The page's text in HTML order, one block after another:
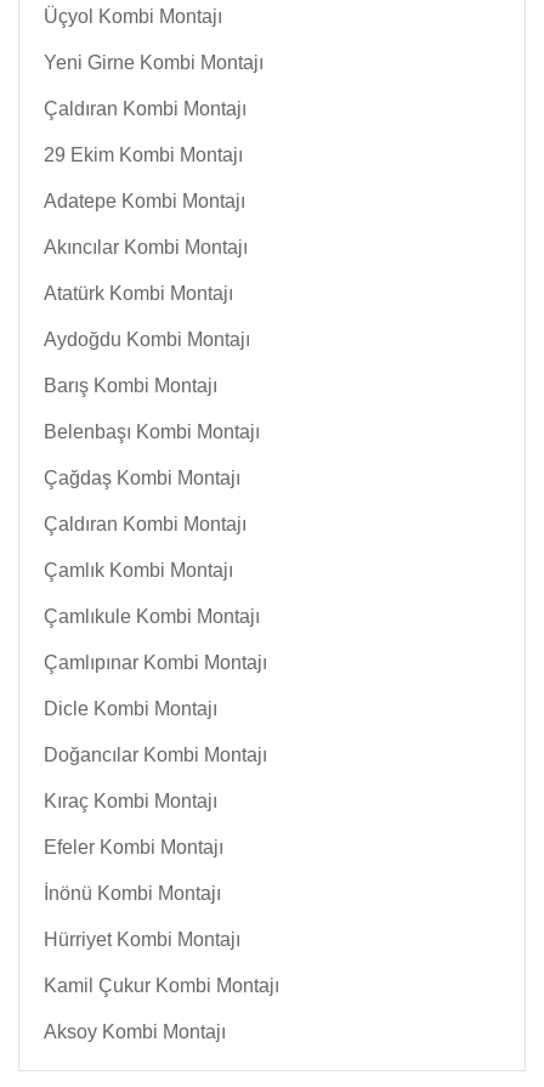
Üçyol Kombi Montajı
Yeni Girne Kombi Montajı
Çaldıran Kombi Montajı
29 Ekim Kombi Montajı
Adatepe Kombi Montajı
Akıncılar Kombi Montajı
Atatürk Kombi Montajı
Aydoğdu Kombi Montajı
Barış Kombi Montajı
Belenbaşı Kombi Montajı
Çağdaş Kombi Montajı
Çaldıran Kombi Montajı
Çamlık Kombi Montajı
Çamlıkule Kombi Montajı
Çamlıpınar Kombi Montajı
Dicle Kombi Montajı
Doğancılar Kombi Montajı
Kıraç Kombi Montajı
Efeler Kombi Montajı
İnönü Kombi Montajı
Hürriyet Kombi Montajı
Kamil Çukur Kombi Montajı
Aksoy Kombi Montajı